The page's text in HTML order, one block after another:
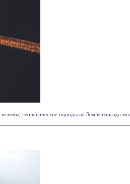
геологические породы на Земле гораздо